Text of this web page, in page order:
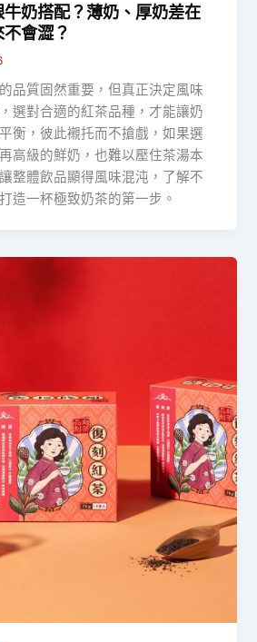
奶搭配？薄奶、厚奶差在
會澀？
品質固然重要，但真正決定風味
選對合適的紅茶品種，才能讓奶
衡，彼此襯托而不搶戲，如果選
高級的鮮奶，也難以壓住茶湯本
整體飲品顯得風味混沌，了解不
造一杯極致奶茶的第一步。